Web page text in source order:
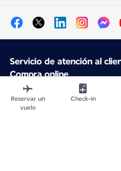
Servicio de atención al
Compra online
Programa de fidelidad y
Acerca de Air France
Aplicación móvil Air France
Reservar un
vuelo
Check-in